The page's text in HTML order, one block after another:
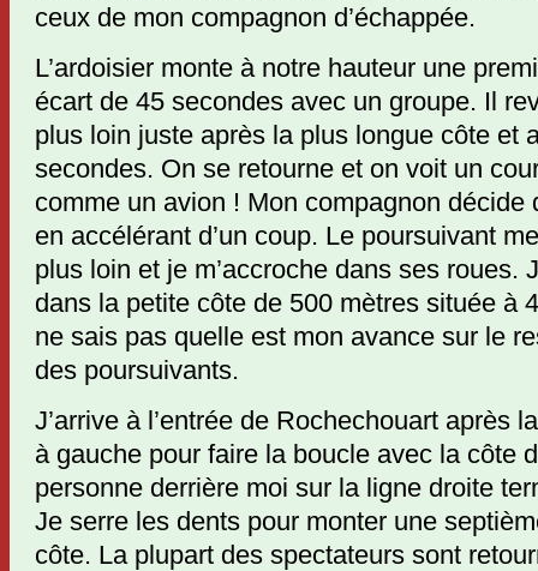
ceux de mon compagnon d’échappée.
L’ardoisier monte à notre hauteur une
écart de 45 secondes avec un groupe. Il
plus loin juste après la plus longue côte et
secondes. On se retourne et on voit un
comme un avion ! Mon compagnon décide
en accélérant d’un coup. Le poursuivant
plus loin et je m’accroche dans ses roues.
dans la petite côte de 500 mètres située à
ne sais pas quelle est mon avance sur le
des poursuivants.
J’arrive à l’entrée de Rochechouart après
à gauche pour faire la boucle avec la côte
personne derrière moi sur la ligne droite
Je serre les dents pour monter une
côte. La plupart des spectateurs sont